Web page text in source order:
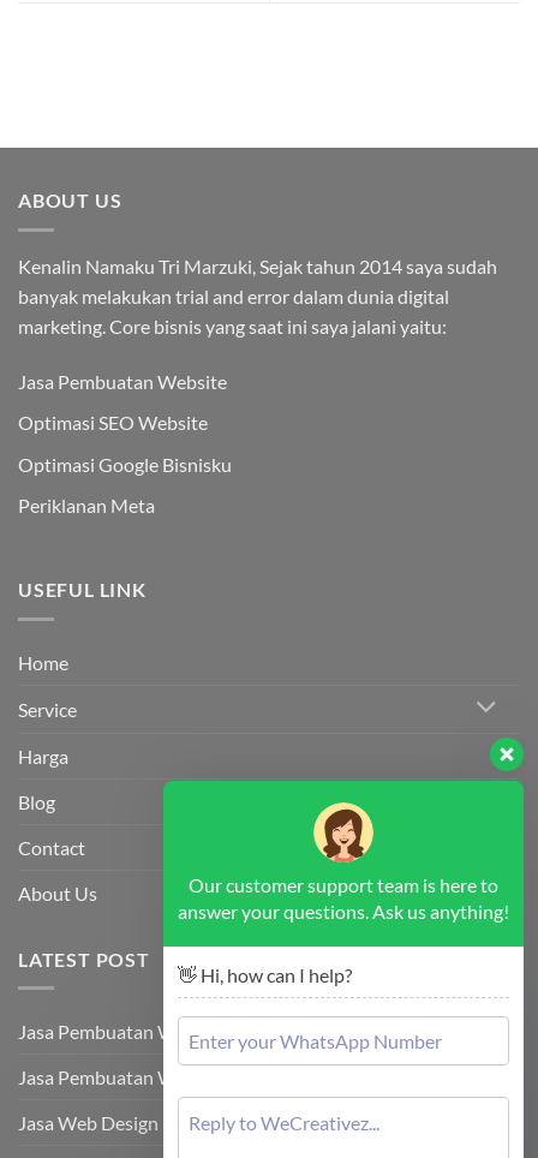
ABOUT US
Kenalin Namaku Tri Marzuki, Sejak tahun 2014 saya sudah
banyak melakukan trial and error dalam dunia digital
marketing. Core bisnis yang saat ini saya jalani yaitu:
Jasa Pembuatan Website
Optimasi SEO Website
Optimasi Google Bisnisku
Periklanan Meta
USEFUL LINK
Home
Service
Harga
Blog
Contact
About Us
LATEST POST
Jasa Pembuatan Website Pacitan
Jasa Pembuatan Website Subang
Jasa Web Design Karanganyar
Our customer support team is here to
answer your questions. Ask us anything!
👋 Hi, how can I help?